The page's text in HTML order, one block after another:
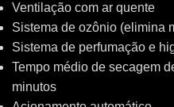
Ventilação com ar quente
Sistema de ozônio (elimina
Sistema de perfumação e
Tempo médio de secagem
minutos